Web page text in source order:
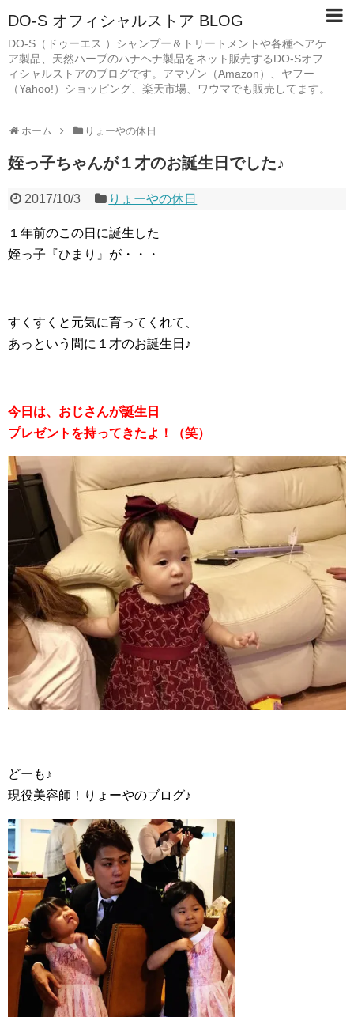
DO-S オフィシャルストア BLOG
DO-S（ドゥーエス ）シャンプー＆トリートメントや各種ヘアケ
ア製品、天然ハーブのハナヘナ製品をネット販売するDO-Sオフ
ィシャルストアのブログです。アマゾン（Amazon）、ヤフー
（Yahoo!）ショッピング、楽天市場、ワウマでも販売してます。
ホーム りょーやの休日
姪っ子ちゃんが１才のお誕生日でした♪
2017/10/3 りょーやの休日
１年前のこの日に誕生した
姪っ子『ひまり』が・・・
すくすくと元気に育ってくれて、
あっという間に１才のお誕生日♪
今日は、おじさんが誕生日
プレゼントを持ってきたよ！（笑）
どーも♪
現役美容師！りょーやのブログ♪